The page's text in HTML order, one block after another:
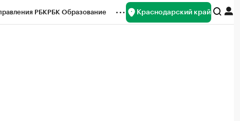
РБКРБК Образование Краснодарский край